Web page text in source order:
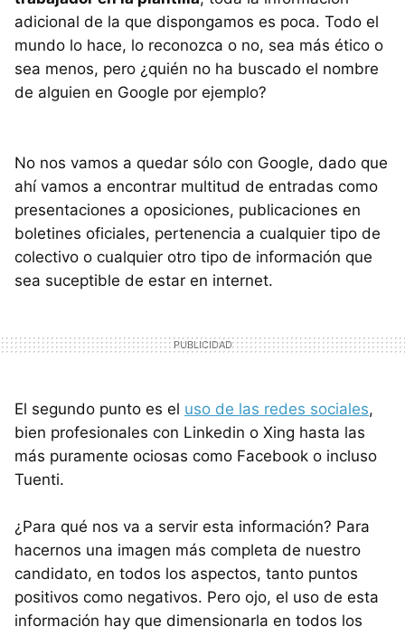
adicional de la que dispongamos es poca. Todo el
mundo lo hace, lo reconozca o no, sea más ético o
sea menos, pero ¿quién no ha buscado el nombre
de alguien en Google por ejemplo?
No nos vamos a quedar sólo con Google, dado que
ahí vamos a encontrar multitud de entradas como
presentaciones a oposiciones, publicaciones en
boletines oficiales, pertenencia a cualquier tipo de
colectivo o cualquier otro tipo de información que
sea suceptible de estar en internet.
El segundo punto es el uso de las redes sociales,
bien profesionales con Linkedin o Xing hasta las
más puramente ociosas como Facebook o incluso
Tuenti.
¿Para qué nos va a servir esta información? Para
hacernos una imagen más completa de nuestro
candidato, en todos los aspectos, tanto puntos
positivos como negativos. Pero ojo, el uso de esta
información hay que dimensionarla en todos los